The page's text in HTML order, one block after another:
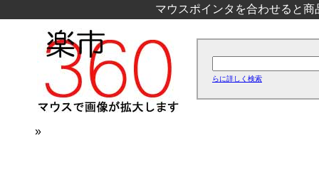
マウスポインタを合わせると
らに詳しく検索
»